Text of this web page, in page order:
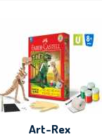
Art-Rex